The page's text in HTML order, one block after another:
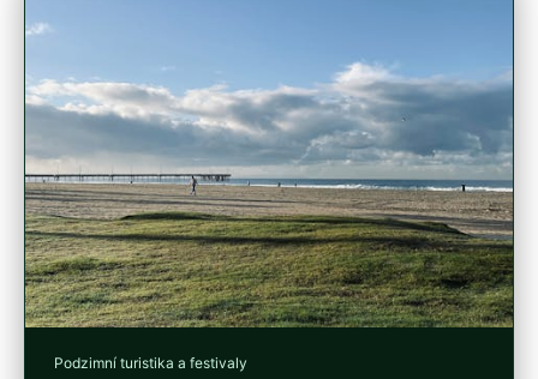
Podzimní turistika a festivaly